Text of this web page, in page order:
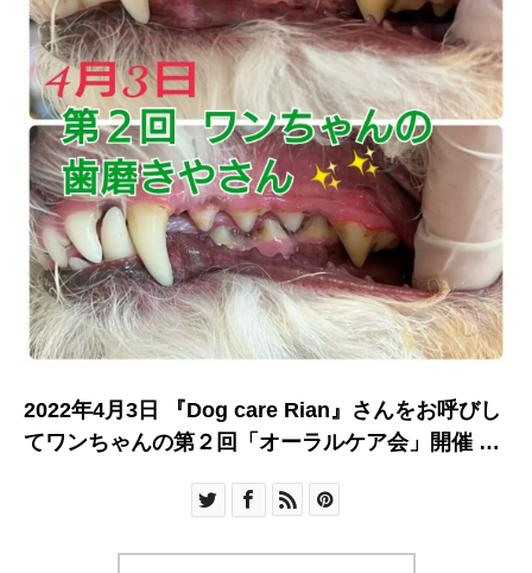
2022年4月3日 『Dog care Rian』さんをお呼びし
てワンちゃんの第２回「オーラルケア会」開催 宮